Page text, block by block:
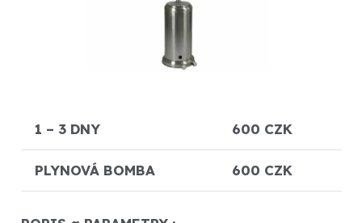
1 – 3 DNY 600 CZK
PLYNOVÁ BOMBA 600 CZK